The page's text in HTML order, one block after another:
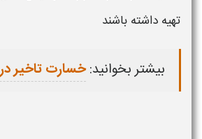
تهیه داشته باشند
بیشتر بخوانید:خسارت تاخیر